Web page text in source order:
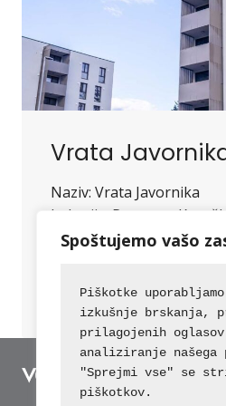
Spoštujemo vašo
Piškotke
izkušnje brskanja,
prilagojenih
analiziranje našega
"Sprejmi vse" se
piškotkov.
Vrata
Naziv: Vrata Javornika
Lokacija: Ravne na
Leto izvedbe: 2024
VRATA
JAVORNIKA